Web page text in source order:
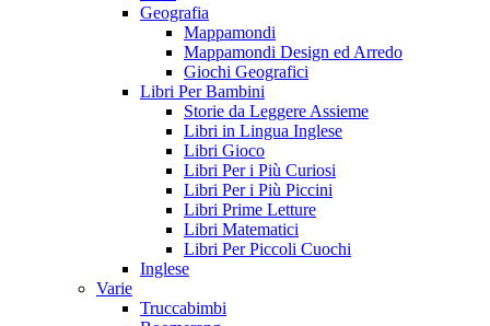
Geografia
Mappamondi
Mappamondi Design ed Arredo
Giochi Geografici
Libri Per Bambini
Storie da Leggere Assieme
Libri in Lingua Inglese
Libri Gioco
Libri Per i Più Curiosi
Libri Per i Più Piccini
Libri Prime Letture
Libri Matematici
Libri Per Piccoli Cuochi
Inglese
Varie
Truccabimbi